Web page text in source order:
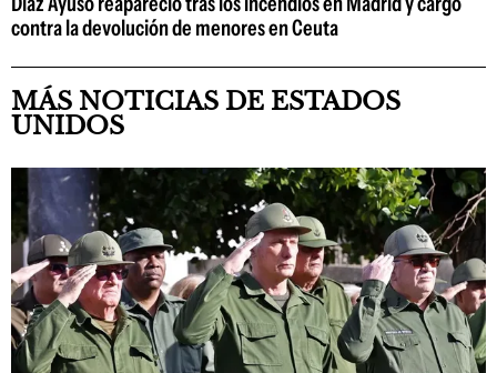
contra la devolución de menores en Ceuta
MÁS NOTICIAS DE ESTADOS
UNIDOS